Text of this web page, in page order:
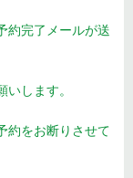
約完了メールが送
します。
約をお断りさせて